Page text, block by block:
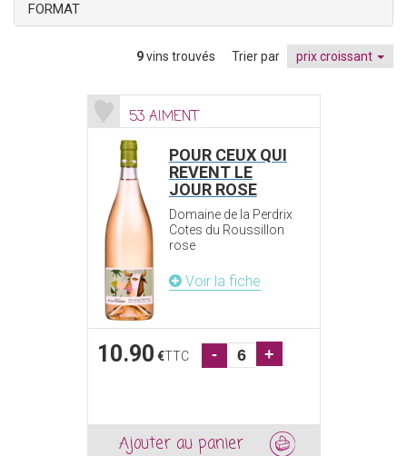
FORMAT
9vins trouvés Trier par prix croissant
53 AIMENT
POUR CEUX QUI
REVENT LE
JOUR ROSE
Domaine de la Perdrix
Cotes du Roussillon
rose
Voir la fiche
10.90 €TTC - +
Ajouter au panier